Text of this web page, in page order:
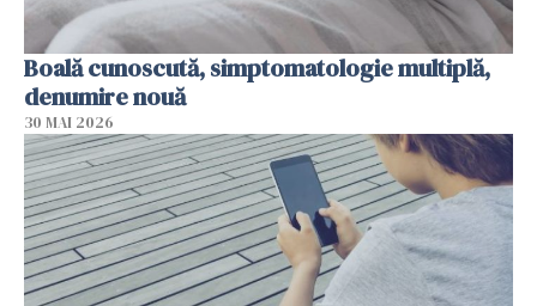
Boală cunoscută, simptomatologie multiplă,
denumire nouă
30 MAI 2026